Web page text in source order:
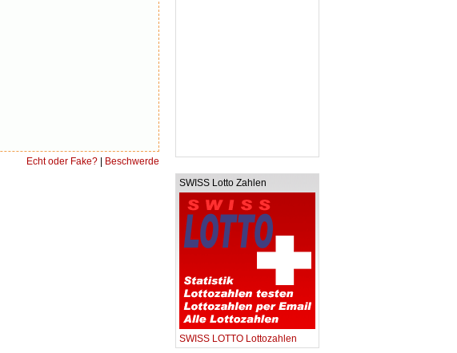
Echt oder Fake? Beschwerde
SWISS Lotto Zahlen
SWISS LOTTO Lottozahlen